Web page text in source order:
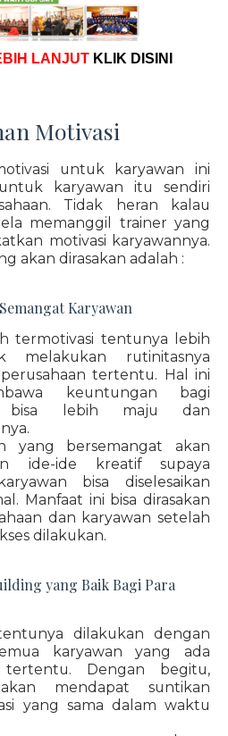
LANJUT KLIK DISINI
Motivasi
untuk karyawan ini
karyawan itu sendiri
Tidak heran kalau
memanggil trainer yang
motivasi karyawannya.
akan dirasakan adalah :
Karyawan
termotivasi tentunya lebih
melakukan rutinitasnya
tertentu. Hal ini
keuntungan bagi
bisa lebih maju dan
yang bersemangat akan
ide-ide kreatif supaya
bisa diselesaikan
Manfaat ini bisa dirasakan
dan karyawan setelah
dilakukan.
yang Baik Bagi Para
dilakukan dengan
karyawan yang ada
tertentu. Dengan begitu,
mendapat suntikan
yang sama dalam waktu